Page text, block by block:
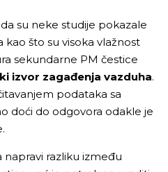
su neke studije pokazale
što su visoka vlažnost
sekundarne PM čestice
izvor zagađenja vazduha.
podataka sa
doći do odgovora odakle je
napravi razliku između